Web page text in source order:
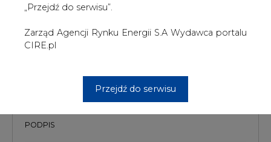
„Przejdź do serwisu”.
Zarząd Agencji Rynku Energii S.A Wydawca portalu
CIRE.pl
Przejdź do serwisu
PODPIS